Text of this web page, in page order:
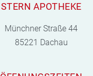
STERN APOTHEKE
Münchner Straße 44
85221 Dachau